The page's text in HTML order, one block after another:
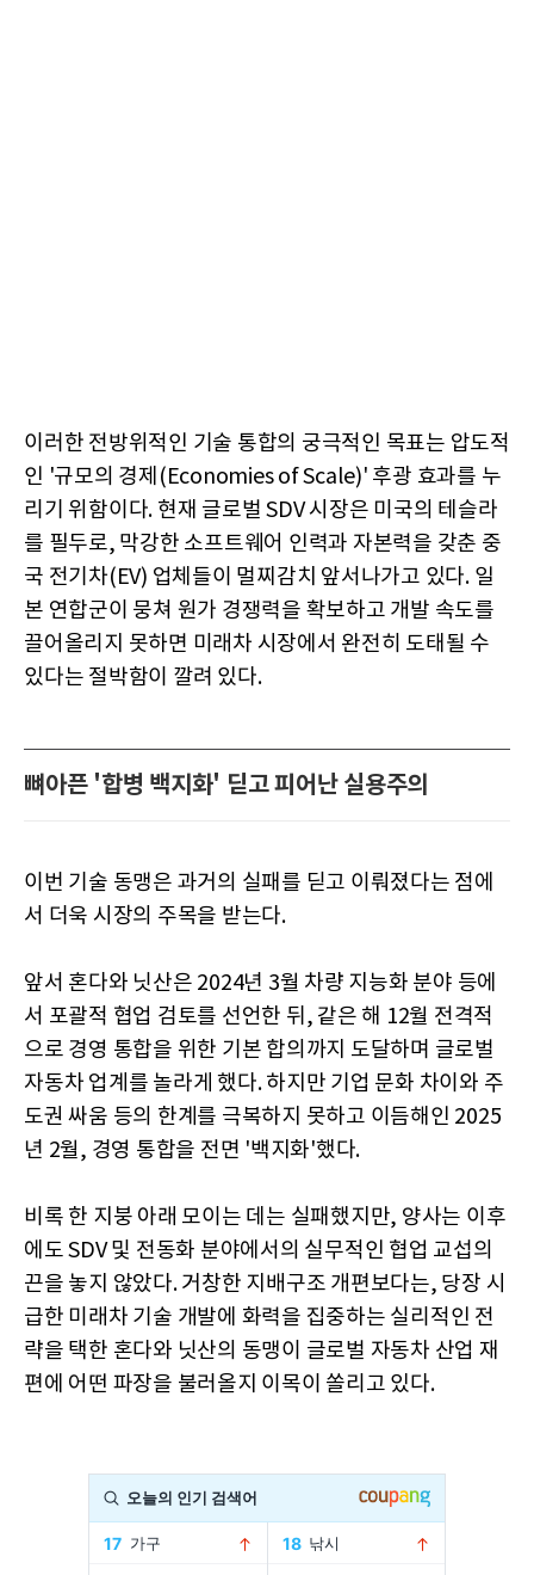
이러한 전방위적인 기술 통합의 궁극적인 목표는 압도적
인 '규모의 경제(Economies of Scale)' 후광 효과를 누
리기 위함이다. 현재 글로벌 SDV 시장은 미국의 테슬라
를 필두로, 막강한 소프트웨어 인력과 자본력을 갖춘 중
국 전기차(EV) 업체들이 멀찌감치 앞서나가고 있다. 일
본 연합군이 뭉쳐 원가 경쟁력을 확보하고 개발 속도를
끌어올리지 못하면 미래차 시장에서 완전히 도태될 수
있다는 절박함이 깔려 있다.
뼈아픈 '합병 백지화' 딛고 피어난 실용주의
이번 기술 동맹은 과거의 실패를 딛고 이뤄졌다는 점에
서 더욱 시장의 주목을 받는다.
앞서 혼다와 닛산은 2024년 3월 차량 지능화 분야 등에
서 포괄적 협업 검토를 선언한 뒤, 같은 해 12월 전격적
으로 경영 통합을 위한 기본 합의까지 도달하며 글로벌
자동차 업계를 놀라게 했다. 하지만 기업 문화 차이와 주
도권 싸움 등의 한계를 극복하지 못하고 이듬해인 2025
년 2월, 경영 통합을 전면 '백지화'했다.
비록 한 지붕 아래 모이는 데는 실패했지만, 양사는 이후
에도 SDV 및 전동화 분야에서의 실무적인 협업 교섭의
끈을 놓지 않았다. 거창한 지배구조 개편보다는, 당장 시
급한 미래차 기술 개발에 화력을 집중하는 실리적인 전
략을 택한 혼다와 닛산의 동맹이 글로벌 자동차 산업 재
편에 어떤 파장을 불러올지 이목이 쏠리고 있다.